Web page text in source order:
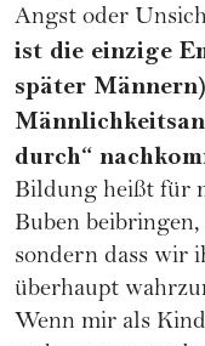
Angst oder
ist die einzige
später
durch“
Bildung heißt für
Buben
sondern dass wir
überhaupt
Wenn mir als